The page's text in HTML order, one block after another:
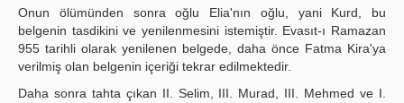
Onun ölümünden sonra oğlu Elia'nın oğlu, yani Kurd, bu
belgenin tasdikini ve yenilenmesini istemiştir. Evasıt-ı Ramazan
955 tarihli olarak yenilenen belgede, daha önce Fatma Kira'ya
verilmiş olan belgenin içeriği tekrar edilmektedir.
Daha sonra tahta çıkan II. Selim, III. Murad, III. Mehmed ve I.